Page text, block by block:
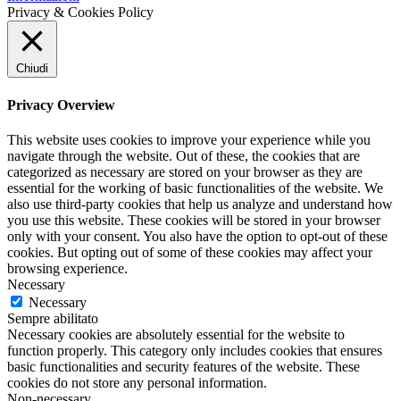
Privacy & Cookies Policy
Chiudi
Privacy Overview
This website uses cookies to improve your experience while you
navigate through the website. Out of these, the cookies that are
categorized as necessary are stored on your browser as they are
essential for the working of basic functionalities of the website. We
also use third-party cookies that help us analyze and understand how
you use this website. These cookies will be stored in your browser
only with your consent. You also have the option to opt-out of these
cookies. But opting out of some of these cookies may affect your
browsing experience.
Necessary
Necessary
Sempre abilitato
Necessary cookies are absolutely essential for the website to
function properly. This category only includes cookies that ensures
basic functionalities and security features of the website. These
cookies do not store any personal information.